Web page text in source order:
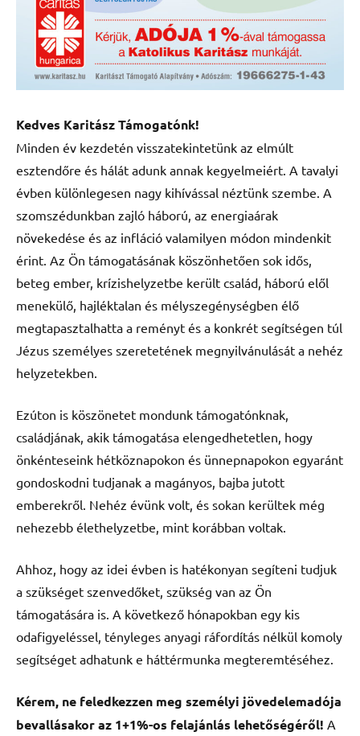
Kedves Karitász Támogatónk!
Minden év kezdetén visszatekintetünk az elmúlt
esztendőre és hálát adunk annak kegyelmeiért. A tavalyi
évben különlegesen nagy kihívással néztünk szembe. A
szomszédunkban zajló háború, az energiaárak
növekedése és az infláció valamilyen módon mindenkit
érint. Az Ön támogatásának köszönhetően sok idős,
beteg ember, krízishelyzetbe került család, háború elől
menekülő, hajléktalan és mélyszegénységben élő
megtapasztalhatta a reményt és a konkrét segítségen túl
Jézus személyes szeretetének megnyilvánulását a nehéz
helyzetekben.
Ezúton is köszönetet mondunk támogatónknak,
családjának, akik támogatása elengedhetetlen, hogy
önkénteseink hétköznapokon és ünnepnapokon egyaránt
gondoskodni tudjanak a magányos, bajba jutott
emberekről. Nehéz évünk volt, és sokan kerültek még
nehezebb élethelyzetbe, mint korábban voltak.
Ahhoz, hogy az idei évben is hatékonyan segíteni tudjuk
a szükséget szenvedőket, szükség van az Ön
támogatására is. A következő hónapokban egy kis
odafigyeléssel, tényleges anyagi ráfordítás nélkül komoly
segítséget adhatunk e háttérmunka megteremtéséhez.
Kérem, ne feledkezzen meg személyi jövedelemadója
bevallásakor az 1+1%-os felajánlás lehetőségéről! A